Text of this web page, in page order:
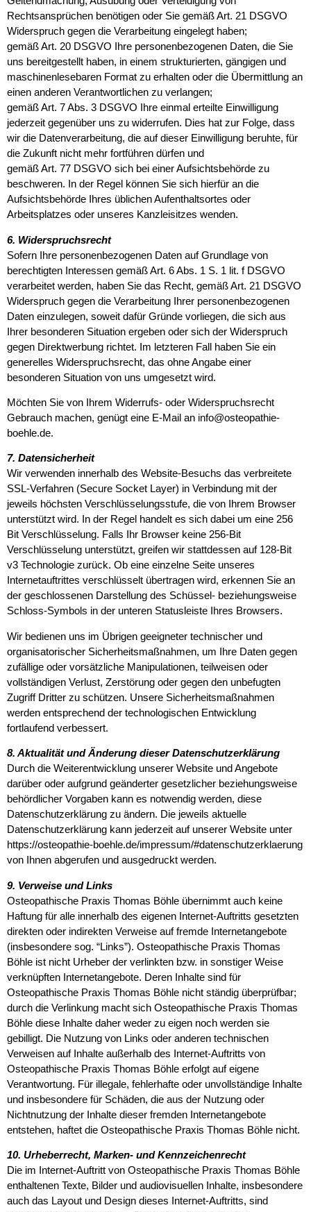
Rechtsansprüchen benötigen oder Sie gemäß Art. 21 DSGVO
Widerspruch gegen die Verarbeitung eingelegt haben;
gemäß Art. 20 DSGVO Ihre personenbezogenen Daten, die Sie
uns bereitgestellt haben, in einem strukturierten, gängigen und
maschinenlesebaren Format zu erhalten oder die Übermittlung an
einen anderen Verantwortlichen zu verlangen;
gemäß Art. 7 Abs. 3 DSGVO Ihre einmal erteilte Einwilligung
jederzeit gegenüber uns zu widerrufen. Dies hat zur Folge, dass
wir die Datenverarbeitung, die auf dieser Einwilligung beruhte, für
die Zukunft nicht mehr fortführen dürfen und
gemäß Art. 77 DSGVO sich bei einer Aufsichtsbehörde zu
beschweren. In der Regel können Sie sich hierfür an die
Aufsichtsbehörde Ihres üblichen Aufenthaltsortes oder
Arbeitsplatzes oder unseres Kanzleisitzes wenden.
6. Widerspruchsrecht
Sofern Ihre personenbezogenen Daten auf Grundlage von
berechtigten Interessen gemäß Art. 6 Abs. 1 S. 1 lit. f DSGVO
verarbeitet werden, haben Sie das Recht, gemäß Art. 21 DSGVO
Widerspruch gegen die Verarbeitung Ihrer personenbezogenen
Daten einzulegen, soweit dafür Gründe vorliegen, die sich aus
Ihrer besonderen Situation ergeben oder sich der Widerspruch
gegen Direktwerbung richtet. Im letzteren Fall haben Sie ein
generelles Widerspruchsrecht, das ohne Angabe einer
besonderen Situation von uns umgesetzt wird.
Möchten Sie von Ihrem Widerrufs- oder Widerspruchsrecht
Gebrauch machen, genügt eine E-Mail an info@osteopathie-
boehle.de.
7. Datensicherheit
Wir verwenden innerhalb des Website-Besuchs das verbreitete
SSL-Verfahren (Secure Socket Layer) in Verbindung mit der
jeweils höchsten Verschlüsselungsstufe, die von Ihrem Browser
unterstützt wird. In der Regel handelt es sich dabei um eine 256
Bit Verschlüsselung. Falls Ihr Browser keine 256-Bit
Verschlüsselung unterstützt, greifen wir stattdessen auf 128-Bit
v3 Technologie zurück. Ob eine einzelne Seite unseres
Internetauftrittes verschlüsselt übertragen wird, erkennen Sie an
der geschlossenen Darstellung des Schüssel- beziehungsweise
Schloss-Symbols in der unteren Statusleiste Ihres Browsers.
Wir bedienen uns im Übrigen geeigneter technischer und
organisatorischer Sicherheitsmaßnahmen, um Ihre Daten gegen
zufällige oder vorsätzliche Manipulationen, teilweisen oder
vollständigen Verlust, Zerstörung oder gegen den unbefugten
Zugriff Dritter zu schützen. Unsere Sicherheitsmaßnahmen
werden entsprechend der technologischen Entwicklung
fortlaufend verbessert.
8. Aktualität und Änderung dieser Datenschutzerklärung
Durch die Weiterentwicklung unserer Website und Angebote
darüber oder aufgrund geänderter gesetzlicher beziehungsweise
behördlicher Vorgaben kann es notwendig werden, diese
Datenschutzerklärung zu ändern. Die jeweils aktuelle
Datenschutzerklärung kann jederzeit auf unserer Website unter
https://osteopathie-boehle.de/impressum/#datenschutzerklaerung
von Ihnen abgerufen und ausgedruckt werden.
9. Verweise und Links
Osteopathische Praxis Thomas Böhle übernimmt auch keine
Haftung für alle innerhalb des eigenen Internet-Auftritts gesetzten
direkten oder indirekten Verweise auf fremde Internetangebote
(insbesondere sog. “Links”). Osteopathische Praxis Thomas
Böhle ist nicht Urheber der verlinkten bzw. in sonstiger Weise
verknüpften Internetangebote. Deren Inhalte sind für
Osteopathische Praxis Thomas Böhle nicht ständig überprüfbar;
durch die Verlinkung macht sich Osteopathische Praxis Thomas
Böhle diese Inhalte daher weder zu eigen noch werden sie
gebilligt. Die Nutzung von Links oder anderen technischen
Verweisen auf Inhalte außerhalb des Internet-Auftritts von
Osteopathische Praxis Thomas Böhle erfolgt auf eigene
Verantwortung. Für illegale, fehlerhafte oder unvollständige Inhalte
und insbesondere für Schäden, die aus der Nutzung oder
Nichtnutzung der Inhalte dieser fremden Internetangebote
entstehen, haftet die Osteopathische Praxis Thomas Böhle nicht.
10. Urheberrecht, Marken- und Kennzeichenrecht
Die im Internet-Auftritt von Osteopathische Praxis Thomas Böhle
enthaltenen Texte, Bilder und audiovisuellen Inhalte, insbesondere
auch das Layout und Design dieses Internet-Auftritts, sind